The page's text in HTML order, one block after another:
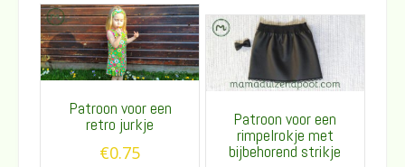
Patroon voor een
retro jurkje
€0.75
Patroon voor een
rimpelrokje met
bijbehorend strikje